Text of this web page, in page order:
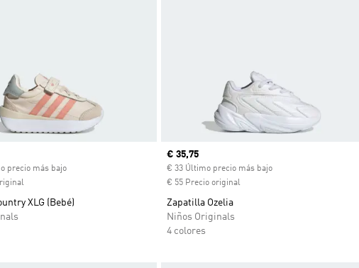
precio más bajo
XLG (Bebé)
Precio actual
€ 35,75
€ 33 Último precio más bajo
€ 55 Precio original
Zapatilla Ozelia
Niños Originals
4 colores